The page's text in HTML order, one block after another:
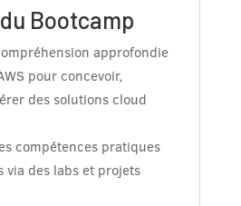
Bootcamp
approfondie
pour concevoir,
des solutions cloud
compétences pratiques
via des labs et projets